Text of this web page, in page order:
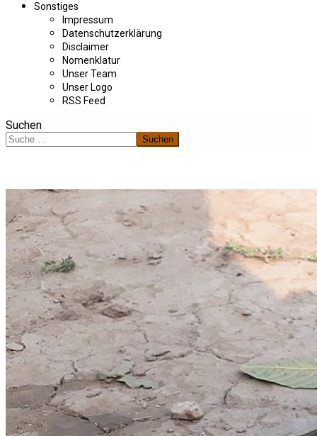
Sonstiges
Impressum
Datenschutzerklärung
Disclaimer
Nomenklatur
Unser Team
Unser Logo
RSS Feed
Suchen
Suchen